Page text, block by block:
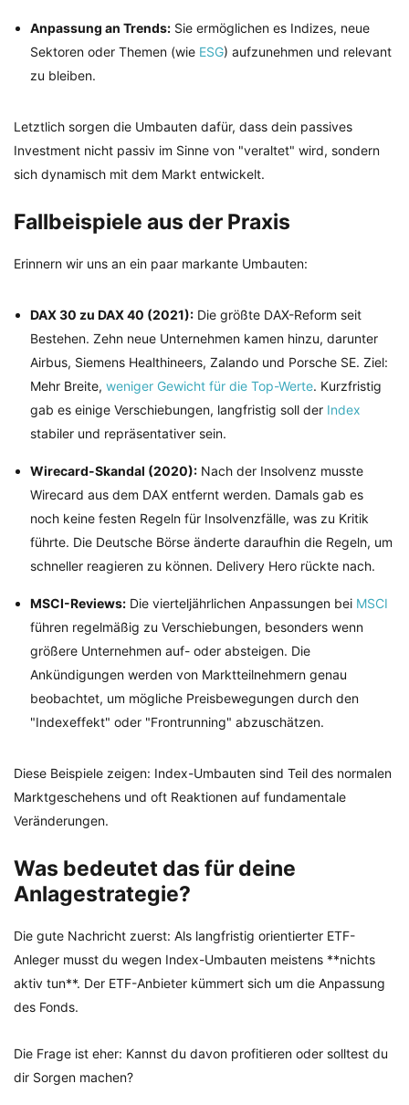
Anpassung an Trends: Sie ermöglichen es Indizes, neue
Sektoren oder Themen (wie ESG) aufzunehmen und relevant
zu bleiben.
Letztlich sorgen die Umbauten dafür, dass dein passives
Investment nicht passiv im Sinne von "veraltet" wird, sondern
sich dynamisch mit dem Markt entwickelt.
Fallbeispiele aus der Praxis
Erinnern wir uns an ein paar markante Umbauten:
DAX 30 zu DAX 40 (2021): Die größte DAX-Reform seit
Bestehen. Zehn neue Unternehmen kamen hinzu, darunter
Airbus, Siemens Healthineers, Zalando und Porsche SE. Ziel:
Mehr Breite, weniger Gewicht für die Top-Werte. Kurzfristig
gab es einige Verschiebungen, langfristig soll der Index
stabiler und repräsentativer sein.
Wirecard-Skandal (2020): Nach der Insolvenz musste
Wirecard aus dem DAX entfernt werden. Damals gab es
noch keine festen Regeln für Insolvenzfälle, was zu Kritik
führte. Die Deutsche Börse änderte daraufhin die Regeln, um
schneller reagieren zu können. Delivery Hero rückte nach.
MSCI-Reviews: Die vierteljährlichen Anpassungen bei MSCI
führen regelmäßig zu Verschiebungen, besonders wenn
größere Unternehmen auf- oder absteigen. Die
Ankündigungen werden von Marktteilnehmern genau
beobachtet, um mögliche Preisbewegungen durch den
"Indexeffekt" oder "Frontrunning" abzuschätzen.
Diese Beispiele zeigen: Index-Umbauten sind Teil des normalen
Marktgeschehens und oft Reaktionen auf fundamentale
Veränderungen.
Was bedeutet das für deine
Anlagestrategie?
Die gute Nachricht zuerst: Als langfristig orientierter ETF-
Anleger musst du wegen Index-Umbauten meistens **nichts
aktiv tun**. Der ETF-Anbieter kümmert sich um die Anpassung
des Fonds.
Die Frage ist eher: Kannst du davon profitieren oder solltest du
dir Sorgen machen?